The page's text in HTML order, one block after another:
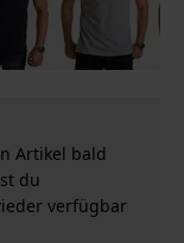
Artikel bald
du
verfügbar